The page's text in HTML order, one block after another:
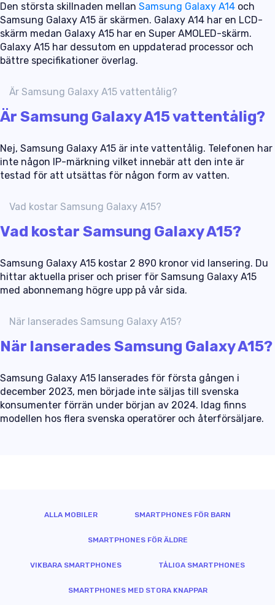
Den största skillnaden mellan Samsung Galaxy A14 och
Samsung Galaxy A15 är skärmen. Galaxy A14 har en LCD-
skärm medan Galaxy A15 har en Super AMOLED-skärm.
Galaxy A15 har dessutom en uppdaterad processor och
bättre specifikationer överlag.
Är Samsung Galaxy A15 vattentålig?
Är Samsung Galaxy A15 vattentålig?
Nej, Samsung Galaxy A15 är inte vattentålig. Telefonen har
inte någon IP-märkning vilket innebär att den inte är
testad för att utsättas för någon form av vatten.
Vad kostar Samsung Galaxy A15?
Vad kostar Samsung Galaxy A15?
Samsung Galaxy A15 kostar 2 890 kronor vid lansering. Du
hittar aktuella priser och priser för Samsung Galaxy A15
med abonnemang högre upp på vår sida.
När lanserades Samsung Galaxy A15?
När lanserades Samsung Galaxy A15?
Samsung Galaxy A15 lanserades för första gången i
december 2023, men började inte säljas till svenska
konsumenter förrän under början av 2024. Idag finns
modellen hos flera svenska operatörer och återförsäljare.
ALLA MOBILER SMARTPHONES FÖR BARN
SMARTPHONES FÖR ÄLDRE
VIKBARA SMARTPHONES TÅLIGA SMARTPHONES
SMARTPHONES MED STORA KNAPPAR